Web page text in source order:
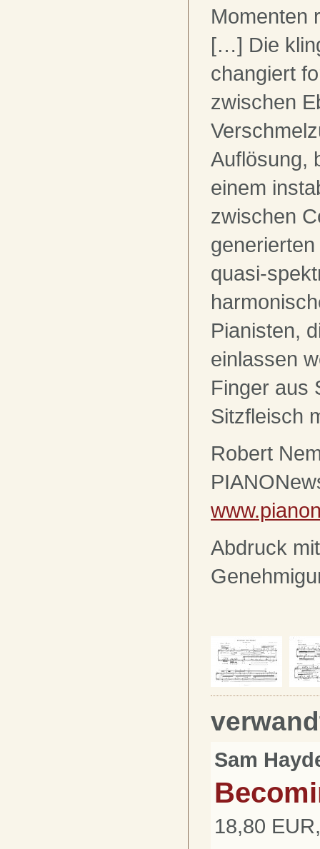
Momenten
[…] Die
changiert
zwischen
Auflösung,
einem
zwischen
quasi-
Pianisten,
einlassen
Finger aus
Sitzfleisch
Robert
Abdruck
Sam
18,80